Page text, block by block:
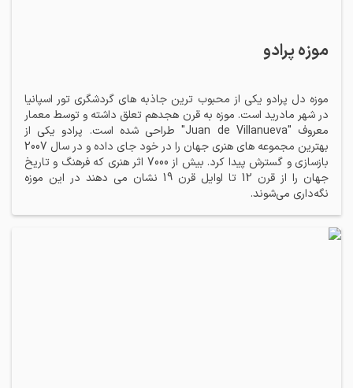
موزه پرادو
موزه دل پرادو یکی از محبوب ترین جاذبه های گردشگری تور اسپانیا
در شهر مادرید است. موزه به قرن هجدهم تعلق داشته و توسط معمار
معروف "Juan de Villanueva" طراحی شده است. پرادو یکی از
بهترین مجموعه های هنری جهان را در خود جای داده و در سال 2007
بازسازی و گسترش پیدا کرد. بیش از 7000 اثر هنری که فرهنگ و تاریخ
جهان را از قرن 12 تا اوایل قرن 19 نشان می دهند در این موزه
نگه‌داری می‌شوند.